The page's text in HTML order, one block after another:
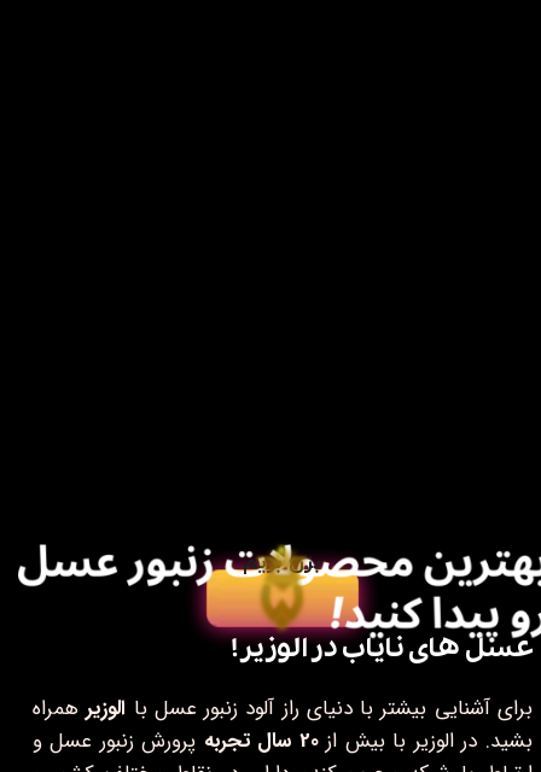
عسل های نایاب در الوزیر!​​​​​​​
برای آشنایی بیشتر با دنیای راز آلود زنبور عسل با الوزیرهمراه
بشید. در الوزیر با بیش از 20 سال تجربه
پرورش زنبور عسل و
بزن بریم